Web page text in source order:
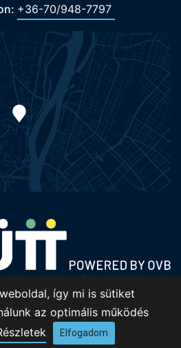
így mi is sütiket
az optimális működés
Elfogadom
+36-70/948-7797